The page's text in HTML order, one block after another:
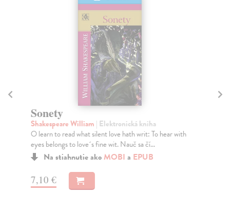
Sonety
Shakespeare William | Elektronická kniha
O learn to read what silent love hath writ: To hear with
eyes belongs to love´s fine wit. Nauč sa čí...
Na stiahnutie akoMOBI a EPUB
7,10 €